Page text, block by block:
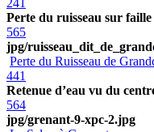
Perte du ruisseau sur faille
565
jpg/
Perte du Ruisseau de
441
Retenue d’eau vu du
564
jpg/grenant-9-xpc-2.jpg